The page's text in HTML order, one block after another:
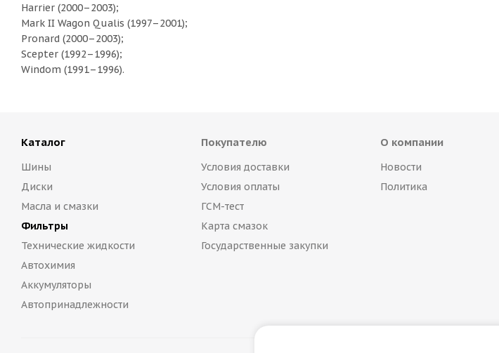
Harrier (2000–2003);
Mark II Wagon Qualis (1997–2001);
Pronard (2000–2003);
Scepter (1992–1996);
Windom (1991–1996).
Каталог
Шины
Диски
Масла и смазки
Фильтры
Технические жидкости
Автохимия
Аккумуляторы
Автопринадлежности
Покупателю
Условия доставки
Условия оплаты
ГСМ-тест
Карта смазок
Государственные закупки
О компании
Новости
Политика